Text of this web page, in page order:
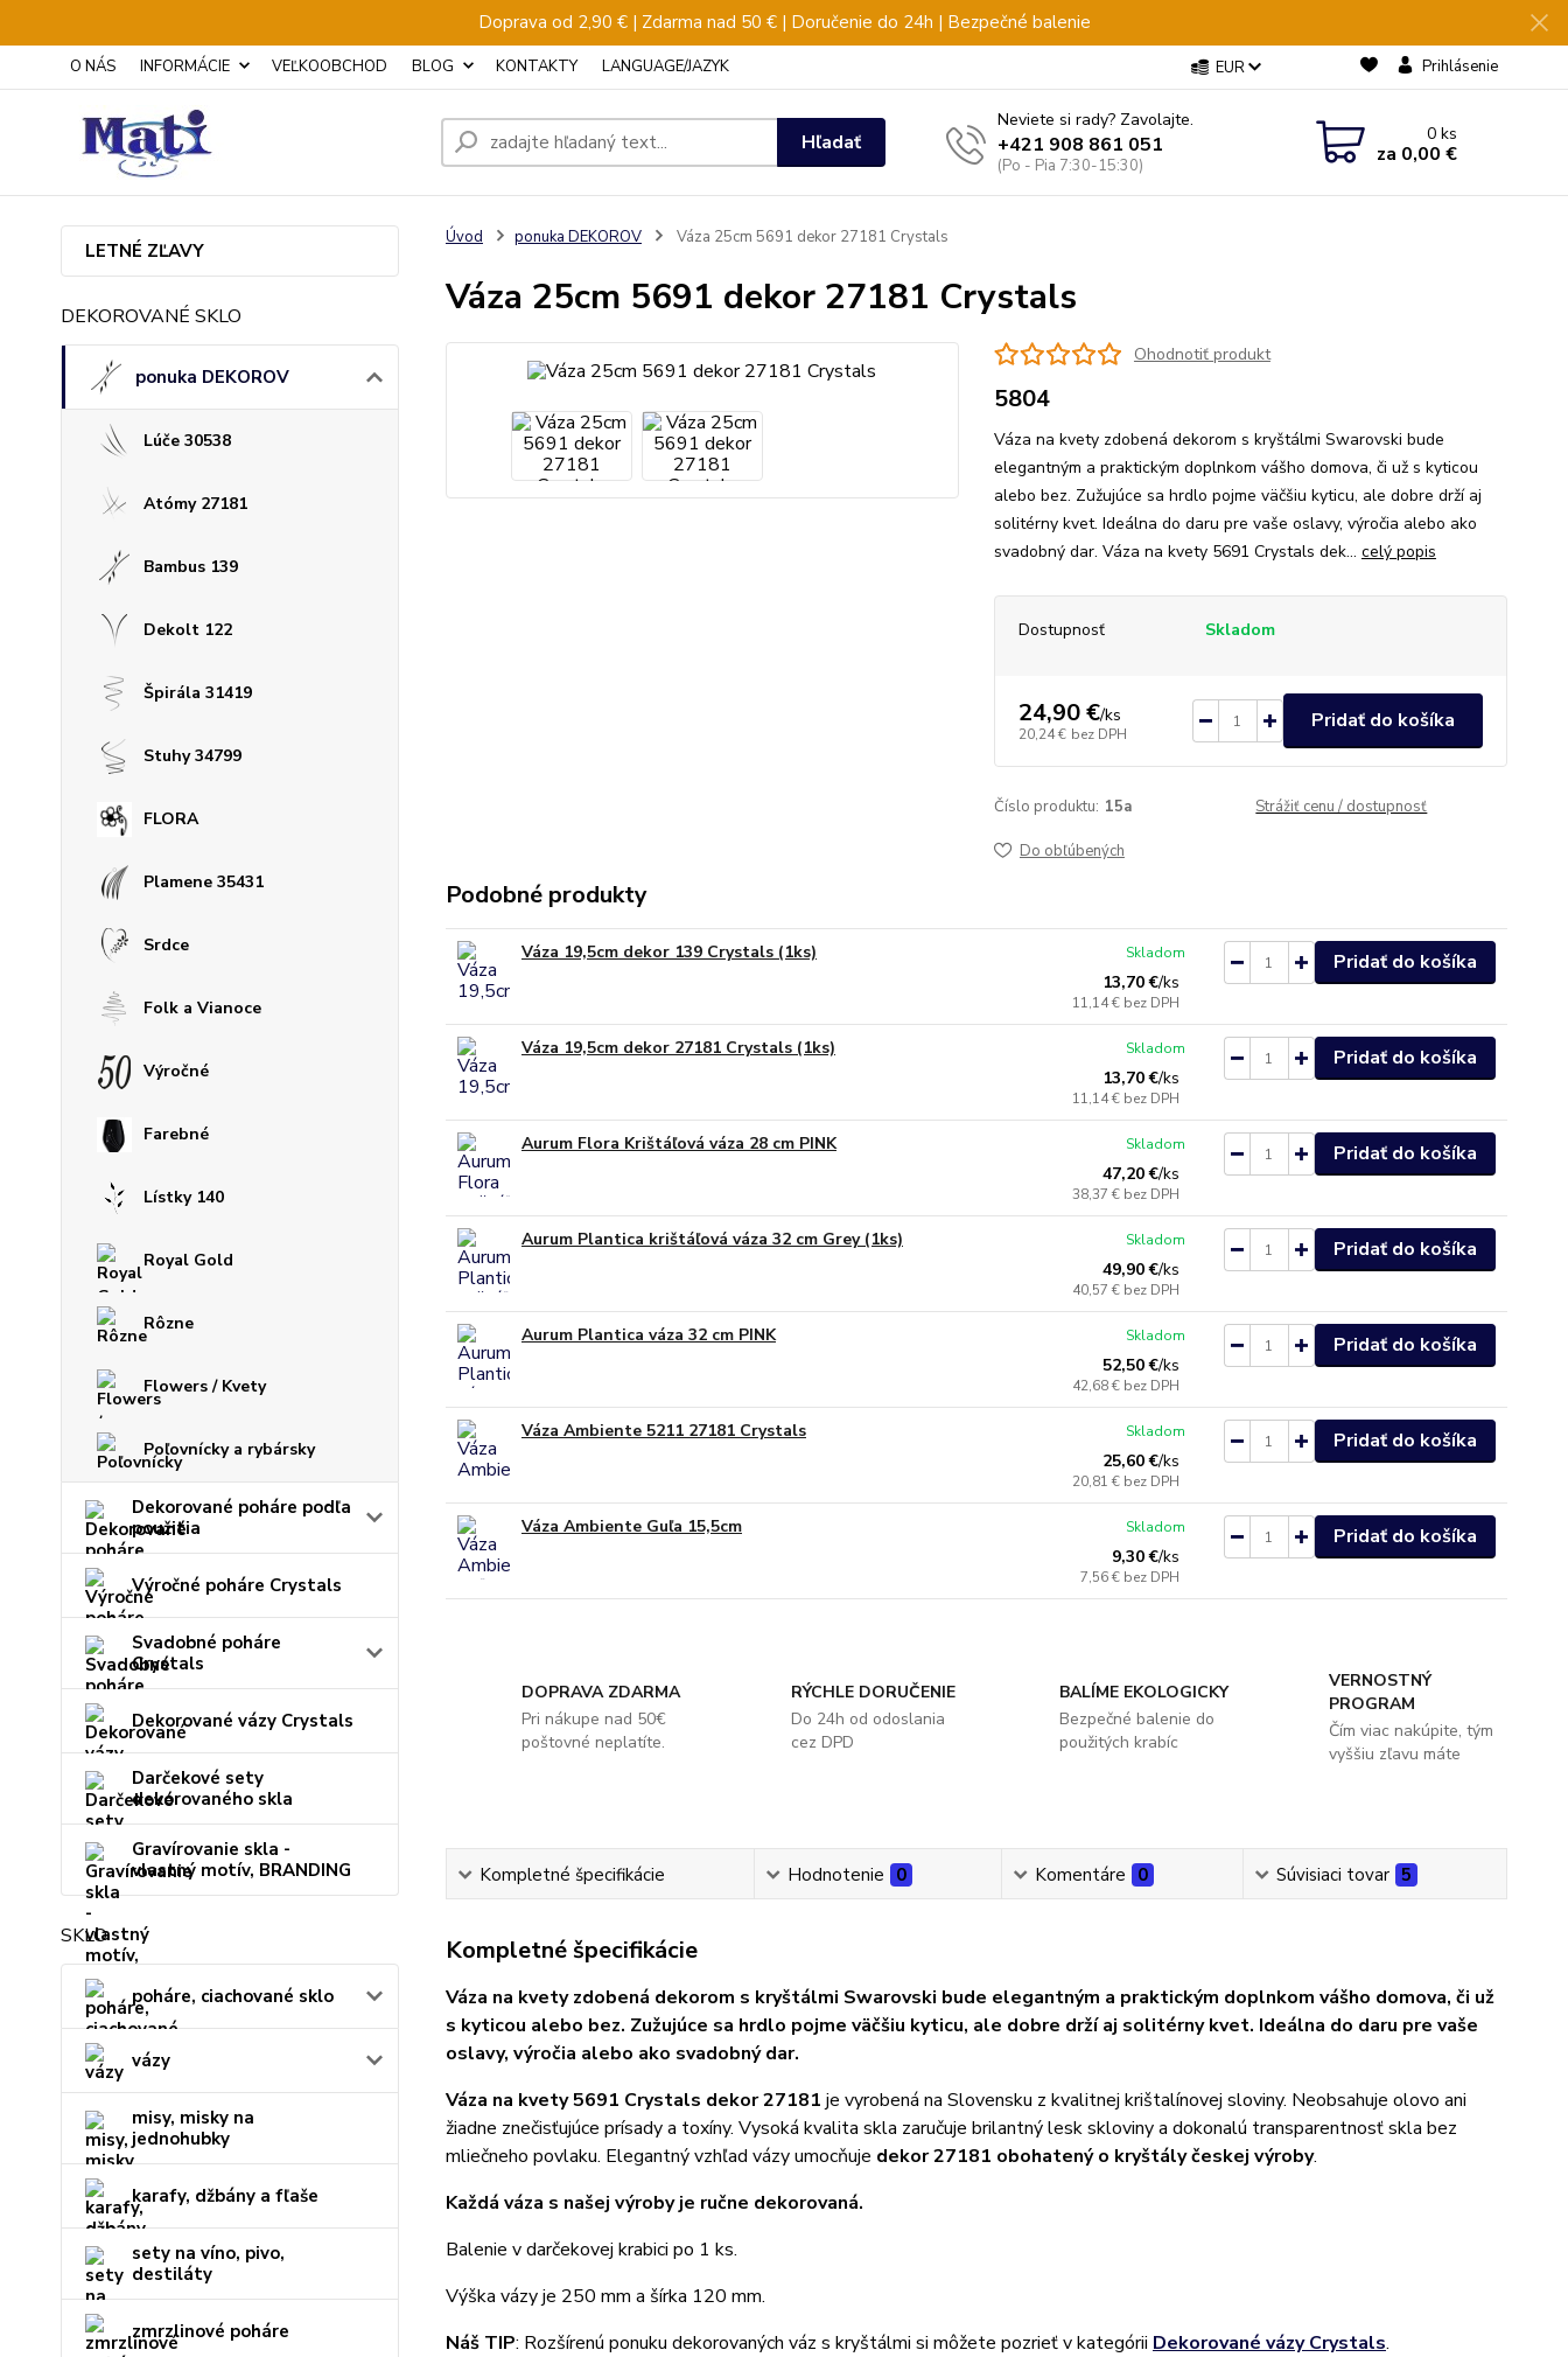
Doprava od 2,90 € | Zdarma nad 50 € | Doručenie do 24h | Bezpečné balenie
O NÁS INFORMÁCIE VEĽKOOBCHOD BLOG KONTAKTY LANGUAGE/JAZYK EUR Prihlásenie
Hľadať
Neviete si rady? Zavolajte.
+421 908 861 051
(Po - Pia 7:30-15:30)
0ks
za 0,00 €
LETNÉ ZĽAVY
DEKOROVANÉ SKLO
ponuka DEKOROV
Lúče 30538
Atómy 27181
Bambus 139
Dekolt 122
Špirála 31419
Stuhy 34799
FLORA
Plamene 35431
Srdce
Folk a Vianoce
Výročné
Farebné
Lístky 140
Royal Gold
Rôzne
Flowers / Kvety
Poľovnícky a rybársky
Dekorované poháre podľa
použitia
Výročné poháre Crystals
Svadobné poháre
Crystals
Dekorované vázy Crystals
Darčekové sety
dekorovaného skla
Gravírovanie skla -
vlastný motív, BRANDING
SKLO
poháre, ciachované sklo
vázy
misy, misky na
jednohubky
karafy, džbány a fľaše
sety na víno, pivo,
destiláty
zmrzlinové poháre
Úvod ponuka DEKOROV Váza 25cm 5691 dekor 27181 Crystals
Váza 25cm 5691 dekor 27181 Crystals
Ohodnotiť produkt
5804
Váza na kvety zdobená dekorom s kryštálmi Swarovski bude
elegantným a praktickým doplnkom vášho domova, či už s kyticou
alebo bez. Zužujúce sa hrdlo pojme väčšiu kyticu, ale dobre drží aj
solitérny kvet. Ideálna do daru pre vaše oslavy, výročia alebo ako
svadobný dar. Váza na kvety 5691 Crystals dek... celý popis
Dostupnosť Skladom
24,90 €/ks
20,24 € bez DPH
Pridať do košíka
Číslo produktu: 15a Strážiť cenu / dostupnosť
Do obľúbených
Podobné produkty
Váza 19,5cm dekor 139 Crystals (1ks)
13,70 €/ks
11,14 € bez DPH
Skladom Pridať do košíka
Váza 19,5cm dekor 27181 Crystals (1ks)
13,70 €/ks
11,14 € bez DPH
Skladom Pridať do košíka
Aurum Flora Krištáľová váza 28 cm PINK
47,20 €/ks
38,37 € bez DPH
Skladom Pridať do košíka
Aurum Plantica krištáľová váza 32 cm Grey (1ks)
49,90 €/ks
40,57 € bez DPH
Skladom Pridať do košíka
Aurum Plantica váza 32 cm PINK
52,50 €/ks
42,68 € bez DPH
Skladom Pridať do košíka
Váza Ambiente 5211 27181 Crystals
25,60 €/ks
20,81 € bez DPH
Skladom Pridať do košíka
Váza Ambiente Guľa 15,5cm
9,30 €/ks
7,56 € bez DPH
Skladom Pridať do košíka
DOPRAVA ZDARMA
Pri nákupe nad 50€
poštovné neplatíte.
RÝCHLE DORUČENIE
Do 24h od odoslania
cez DPD
BALÍME EKOLOGICKY
Bezpečné balenie do
použitých krabíc
VERNOSTNÝ
PROGRAM
Čím viac nakúpite, tým
vyššiu zľavu máte
Kompletné špecifikácie Hodnotenie 0 Komentáre 0 Súvisiaci tovar 5
Kompletné špecifikácie
Váza na kvety zdobená dekorom s kryštálmi Swarovski bude elegantným a praktickým doplnkom vášho domova, či už
s kyticou alebo bez. Zužujúce sa hrdlo pojme väčšiu kyticu, ale dobre drží aj solitérny kvet. Ideálna do daru pre vaše
oslavy, výročia alebo ako svadobný dar.
Váza na kvety 5691 Crystals dekor 27181 je vyrobená na Slovensku z kvalitnej krištalínovej sloviny. Neobsahuje olovo ani
žiadne znečisťujúce prísady a toxíny. Vysoká kvalita skla zaručuje brilantný lesk skloviny a dokonalú transparentnosť skla bez
mliečneho povlaku. Elegantný vzhľad vázy umocňuje dekor 27181 obohatený o kryštály českej výroby.
Každá váza s našej výroby je ručne dekorovaná.
Balenie v darčekovej krabici po 1 ks.
Výška vázy je 250 mm a šírka 120 mm.
Náš TIP: Rozšírenú ponuku dekorovaných váz s kryštálmi si môžete pozrieť v kategórii Dekorované vázy Crystals.